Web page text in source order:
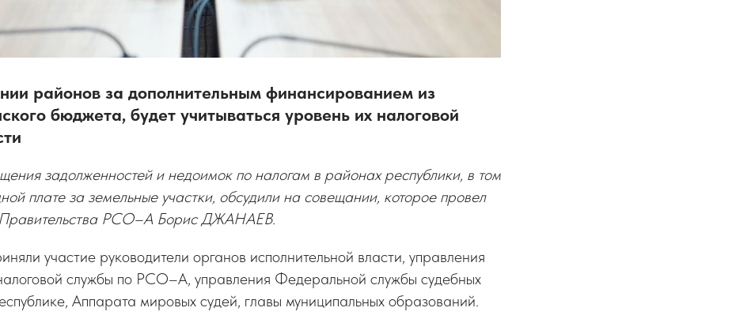
районов за дополнительным финансированием из
бюджета, будет учитываться уровень их налоговой
задолженностей и недоимок по налогам в районах республики, в том
плате за земельные участки, обсудили на совещании, которое провел
Правительства РСО–А Борис ДЖАНАЕВ.
участие руководители органов исполнительной власти, управления
службы по РСО–А, управления Федеральной службы судебных
Аппарата мировых судей, главы муниципальных образований.